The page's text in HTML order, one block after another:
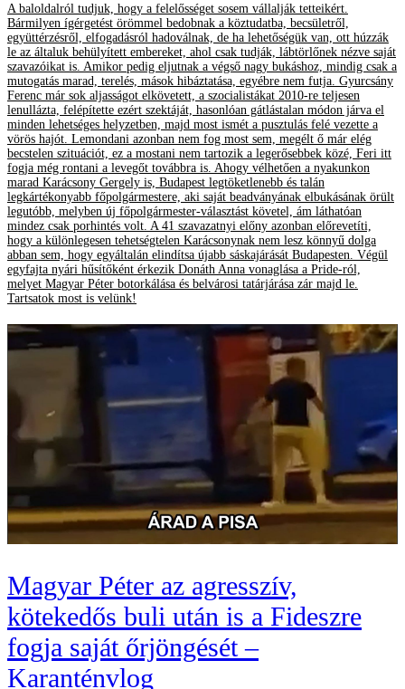
A baloldalról tudjuk, hogy a felelősséget sosem vállalják tetteikért.
Bármilyen ígérgetést örömmel bedobnak a köztudatba, becsületről,
együttérzésről, elfogadásról hadoválnak, de ha lehetőségük van, ott húzzák
le az általuk behülyített embereket, ahol csak tudják, lábtörlőnek nézve saját
szavazóikat is. Amikor pedig eljutnak a végső nagy bukáshoz, mindig csak a
mutogatás marad, terelés, mások hibáztatása, egyébre nem futja. Gyurcsány
Ferenc már sok aljasságot elkövetett, a szocialistákat 2010-re teljesen
lenullázta, felépítette ezért szektáját, hasonlóan gátlástalan módon járva el
minden lehetséges helyzetben, majd most ismét a pusztulás felé vezette a
vörös hajót. Lemondani azonban nem fog most sem, megélt ő már elég
becstelen szituációt, ez a mostani nem tartozik a legerősebbek közé, Feri itt
fogja még rontani a levegőt továbbra is. Ahogy vélhetően a nyakunkon
marad Karácsony Gergely is, Budapest legtöketlenebb és talán
legkártékonyabb főpolgármestere, aki saját beadványának elbukásának örült
legutóbb, melyben új főpolgármester-választást követel, ám láthatóan
mindez csak porhintés volt. A 41 szavazatnyi előny azonban előrevetíti,
hogy a különlegesen tehetségtelen Karácsonynak nem lesz könnyű dolga
abban sem, hogy egyáltalán elindítsa újabb sáskajárását Budapesten. Végül
egyfajta nyári hűsítőként érkezik Donáth Anna vonaglása a Pride-ról,
melyet Magyar Péter botorkálása és belvárosi tatárjárása zár majd le.
Tartsatok most is velünk!
Magyar Péter az agresszív,
kötekedős buli után is a Fideszre
fogja saját őrjöngését –
Karanténvlog